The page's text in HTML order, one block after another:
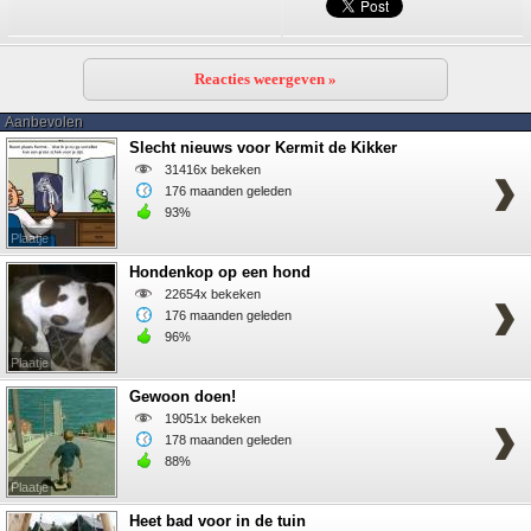
Reacties weergeven »
Aanbevolen
Plaatje
Slecht nieuws voor Kermit de Kikker
31416x bekeken
176 maanden geleden
93%
Plaatje
Hondenkop op een hond
22654x bekeken
176 maanden geleden
96%
Plaatje
Gewoon doen!
19051x bekeken
178 maanden geleden
88%
Heet bad voor in de tuin